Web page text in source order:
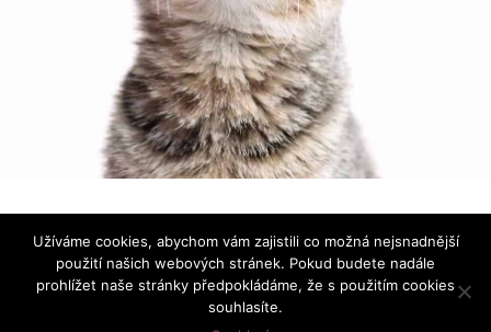
osobních údajů
Užíváme cookies, abychom vám zajistili co možná nejsnadnější
použití našich webových stránek. Pokud budete nadále
prohlížet naše stránky předpokládáme, že s použitím cookies
souhlasíte.